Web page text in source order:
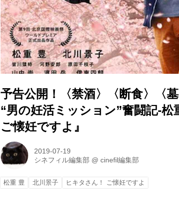
予告公開！〈禁酒〉〈断食〉〈
“男の妊活ミッション”奮闘記-松
ご懐妊ですよ』
2019-07-19
シネフィル編集部 @cinefil編集部
松重 豊 北川景子 ヒキタさん！ ご懐妊ですよ